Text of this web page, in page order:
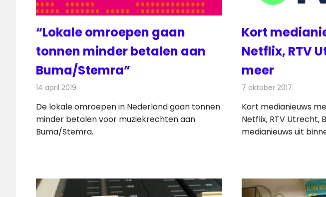
“Lokale omroepen gaan
tonnen minder betalen aan
Buma/Stemra”
14 april 2019
De lokale omroepen in Nederland gaan tonnen
minder betalen voor muziekrechten aan
Buma/Stemra.
Kort
Netflix, RTV
meer
7 oktober 2017
Kort medianieuws
Netflix, RTV Utrecht,
medianieuws uit